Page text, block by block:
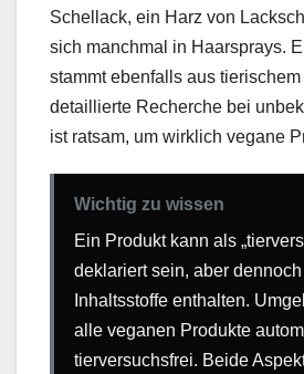
Schellack, ein Harz von
sich manchmal in Haarsprays.
stammt ebenfalls aus
detaillierte Recherche bei
ist ratsam, um wirklich vegane
Wichtig zu wissen
Ein Produkt kann als
deklariert sein, aber
Inhaltsstoffe enthalten.
alle veganen Produkte
tierversuchsfrei. Beide